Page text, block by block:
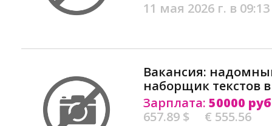
11 мая 2026 г. в 09:13
Вакансия:
наборщик текстов
Зарплата: 50000
657.89 $
€ 555.56